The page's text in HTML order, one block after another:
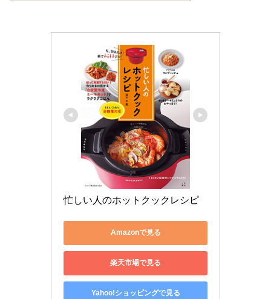
忙しい人のホットクックレシピ
Amazonで見る
楽天市場で見る
Yahoo!ショッピングで見る